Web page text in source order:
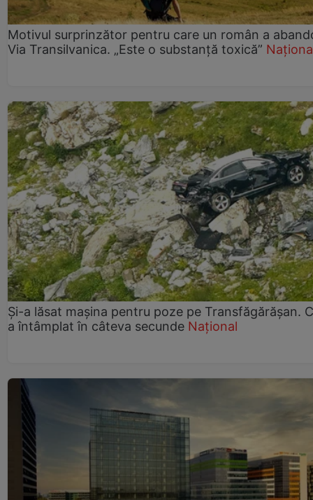
Motivul surprinzător pentru care un român a
Via Transilvanica. „Este o substanță toxică”
Și-a lăsat mașina pentru poze pe Transfăgărășan.
a întâmplat în câteva secunde Național